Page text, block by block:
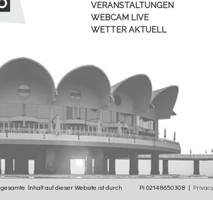
VERANSTALTUNGEN
WEBCAM LIVE
WETTER AKTUELL
Inhalt auf dieser Website ist durch
Pi 02148650308 |